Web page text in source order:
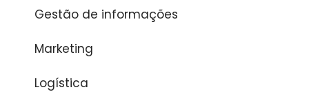
Gestão de informações
Marketing
Logística